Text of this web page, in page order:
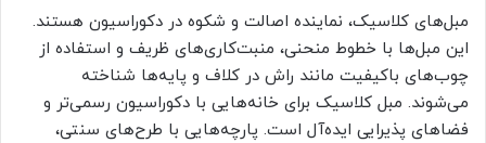
مبل‌های کلاسیک، نماینده اصالت و شکوه در دکوراسیون هستند.
این مبل‌ها با خطوط منحنی، منبت‌کاری‌های ظریف و استفاده از
چوب‌های باکیفیت مانند راش در کلاف و پایه‌ها شناخته
می‌شوند. مبل کلاسیک برای خانه‌هایی با دکوراسیون رسمی‌تر و
فضاهای پذیرایی ایده‌آل است. پارچه‌هایی با طرح‌های سنتی،